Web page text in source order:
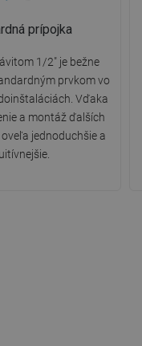
prípojka
1/2" je bežne
prvkom vo
Vďaka
a montáž ďalších
jednoduchšie a